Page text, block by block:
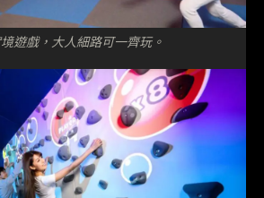
遊戲，大人細路可一齊玩。